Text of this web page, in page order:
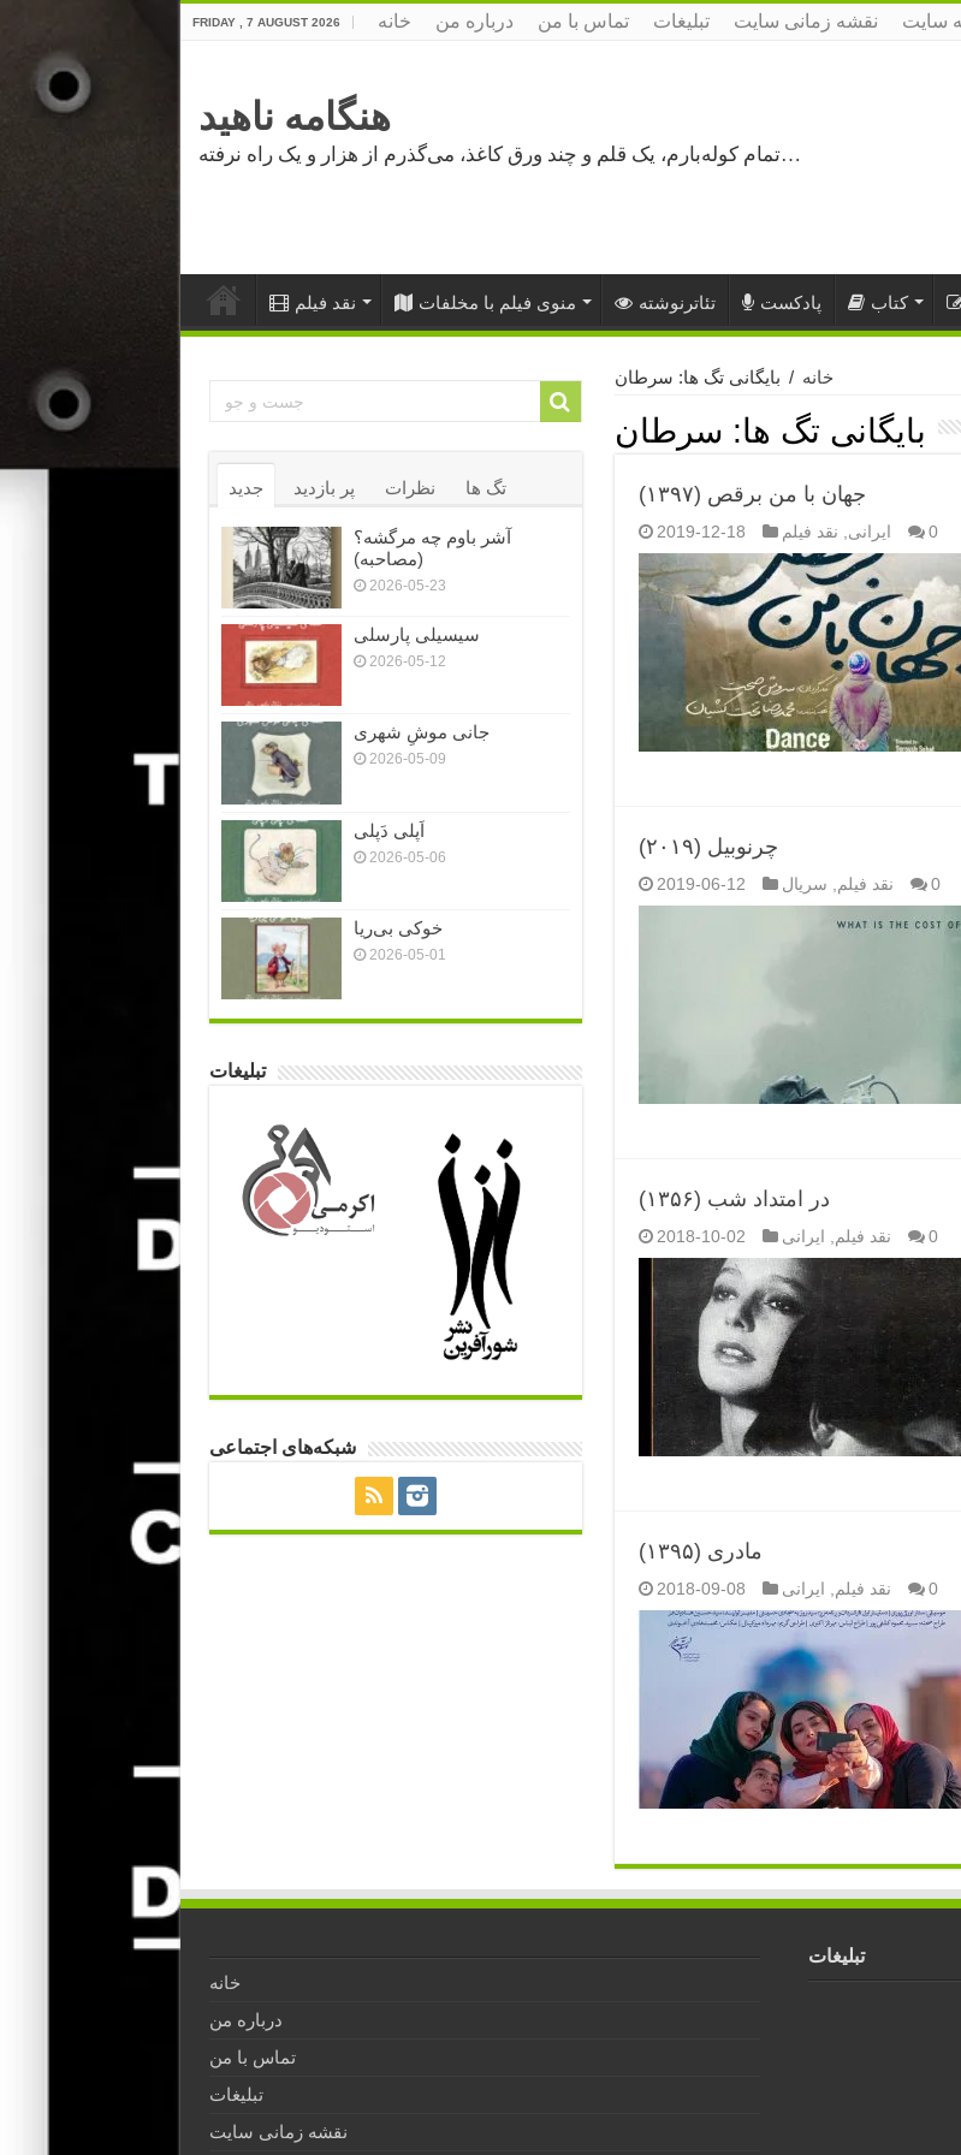
FRIDAY , 7 AUGUST 2026 خانه درباره من تماس با من تبلیغات نقشه زمانی سایت سایت
هنگامه ناهید
تمام کوله‌بارم، یک قلم و چند ورق کاغذ، می‌گذرم از هزار و یک راه نرفته…
نقد فیلم منوی فیلم با مخلفات تئاترنوشته پادکست کتاب
خانه / بایگانی تگ ها: سرطان
بایگانی تگ ها: سرطان
جهان با من برقص (۱۳۹۷)
2019-12-18 ایرانی نقد فیلم 0
چرنوبیل (۲۰۱۹)
2019-06-12 نقد فیلم سریال 0
در امتداد شب (۱۳۵۶)
2018-10-02 نقد فیلم ایرانی 0
مادری (۱۳۹۵)
2018-09-08 نقد فیلم ایرانی 0
جدید پر بازدید نظرات تگ ها
آشر باوم چه مرگشه؟
(مصاحبه)
2026-05-23
سیسیلی پارسلی
2026-05-12
جانی موشِ شهری
2026-05-09
اَپلی دَپلی
2026-05-06
خوکی بی‌ریا
2026-05-01
تبلیغات
شبکه‌های اجتماعی
خانه
درباره من
تماس با من
تبلیغات
نقشه زمانی سایت
تبلیغات